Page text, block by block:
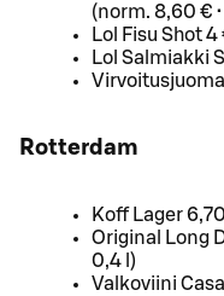
(norm. 8,60 € •
Lol Fisu Shot 4
Lol Salmiakki
Rotterdam
Koff Lager
Original Long
0,4 l)
Valkoviini